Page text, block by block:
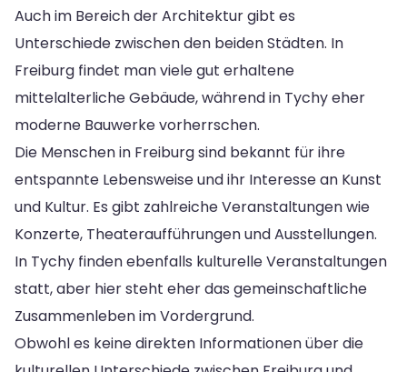
Auch im Bereich der Architektur gibt es
Unterschiede zwischen den beiden Städten. In
Freiburg findet man viele gut erhaltene
mittelalterliche Gebäude, während in Tychy eher
moderne Bauwerke vorherrschen.
Die Menschen in Freiburg sind bekannt für ihre
entspannte Lebensweise und ihr Interesse an Kunst
und Kultur. Es gibt zahlreiche Veranstaltungen wie
Konzerte, Theateraufführungen und Ausstellungen.
In Tychy finden ebenfalls kulturelle Veranstaltungen
statt, aber hier steht eher das gemeinschaftliche
Zusammenleben im Vordergrund.
Obwohl es keine direkten Informationen über die